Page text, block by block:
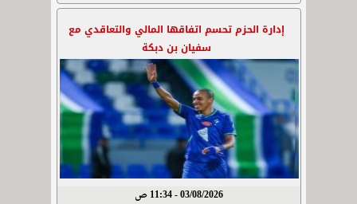
إدارة الحزم تحسم اتفاقها المالي والتعاقدي مع
سفيان بن دبكة
03/08/2026 - 11:34 ص